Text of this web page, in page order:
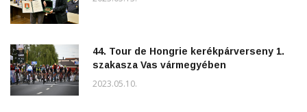
44. Tour de Hongrie kerékpárverseny 1.
szakasza Vas vármegyében
2023.05.10.